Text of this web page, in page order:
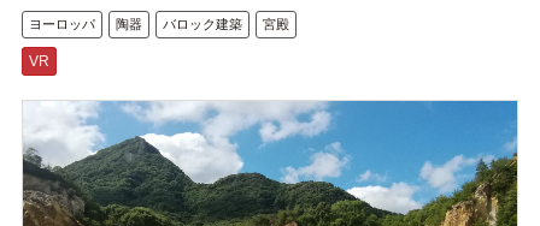
ヨーロッパ 陶器 バロック建築 宮殿
VR